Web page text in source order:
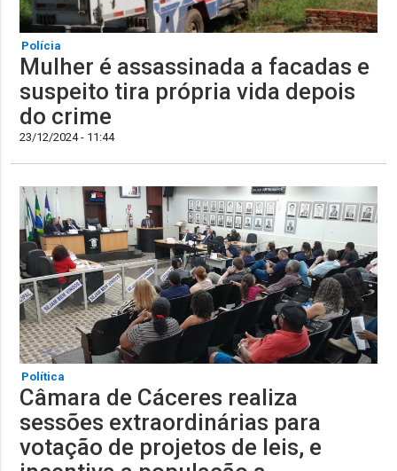
Polícia
Mulher é assassinada a facadas e
suspeito tira própria vida depois
do crime
23/12/2024 - 11:44
Política
Câmara de Cáceres realiza
sessões extraordinárias para
votação de projetos de leis, e